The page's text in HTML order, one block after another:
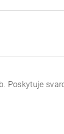
Poskytuje